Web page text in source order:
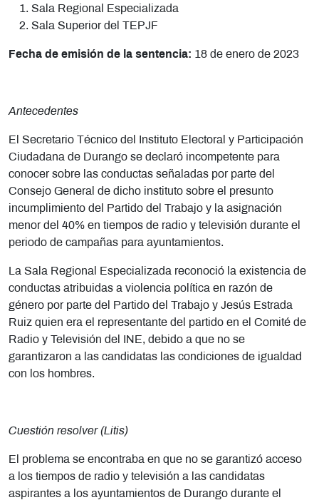
Sala Regional Especializada
Sala Superior del TEPJF
Fecha de emisión de la sentencia: 18 de enero de 2023
Antecedentes
El Secretario Técnico del Instituto Electoral y Participación
Ciudadana de Durango se declaró incompetente para
conocer sobre las conductas señaladas por parte del
Consejo General de dicho instituto sobre el presunto
incumplimiento del Partido del Trabajo y la asignación
menor del 40% en tiempos de radio y televisión durante el
periodo de campañas para ayuntamientos.
La Sala Regional Especializada reconoció la existencia de
conductas atribuidas a violencia política en razón de
género por parte del Partido del Trabajo y Jesús Estrada
Ruiz quien era el representante del partido en el Comité de
Radio y Televisión del INE, debido a que no se
garantizaron a las candidatas las condiciones de igualdad
con los hombres.
Cuestión resolver (Litis)
El problema se encontraba en que no se garantizó acceso
a los tiempos de radio y televisión a las candidatas
aspirantes a los ayuntamientos de Durango durante el